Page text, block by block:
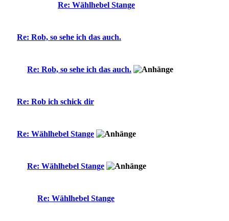
Re: Wählhebel Stange
Re: Rob, so sehe ich das auch.
Re: Rob, so sehe ich das auch.
Re: Rob ich schick dir
Re: Wählhebel Stange
Re: Wählhebel Stange
Re: Wählhebel Stange